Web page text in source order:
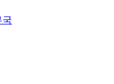
국